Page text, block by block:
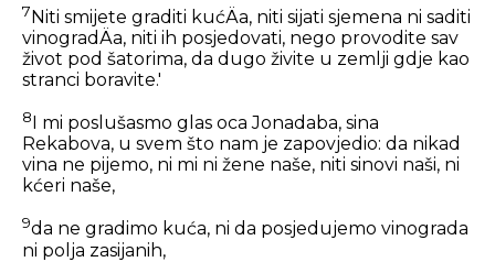
7Niti smijete graditi kućÄa, niti sijati sjemena ni saditi
vinogradÄa, niti ih posjedovati, nego provodite sav
život pod šatorima, da dugo živite u zemlji gdje kao
stranci boravite.'
8
I mi poslušasmo glas oca Jonadaba, sina
Rekabova, u svem što nam je zapovjedio: da nikad
vina ne pijemo, ni mi ni žene naše, niti sinovi naši, ni
kćeri naše,
9da ne gradimo kuća, ni da posjedujemo vinograda
ni polja zasijanih,